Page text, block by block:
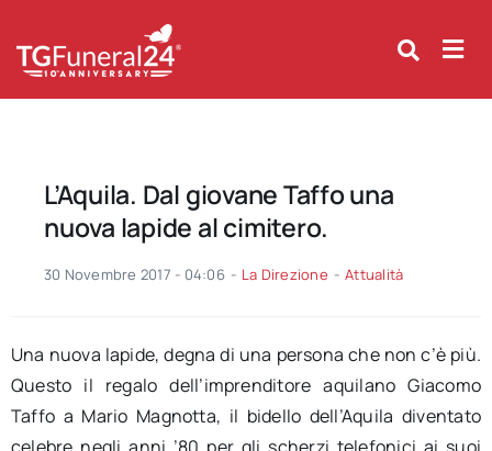
content
L’Aquila. Dal giovane Taffo una
nuova lapide al cimitero.
30 Novembre 2017 - 04:06 - La Direzione - Attualità
Una nuova lapide, degna di una persona che non c’è più.
Questo il regalo dell’imprenditore aquilano Giacomo
Taffo a Mario Magnotta, il bidello dell’Aquila diventato